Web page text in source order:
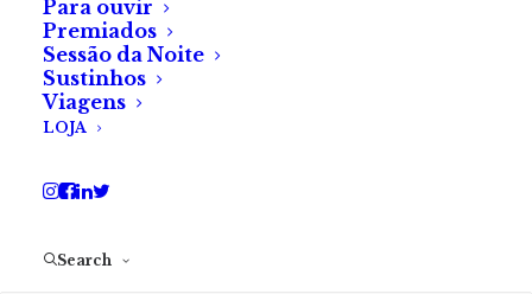
Para ouvir
Premiados
Sessão da Noite
Sustinhos
Viagens
LOJA
Search